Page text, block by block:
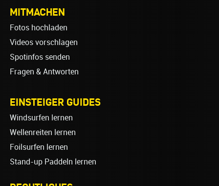
MITMACHEN
Fotos hochladen
Videos vorschlagen
Spotinfos senden
Fragen & Antworten
EINSTEIGER GUIDES
Windsurfen lernen
Wellenreiten lernen
Foilsurfen lernen
Stand-up Paddeln lernen